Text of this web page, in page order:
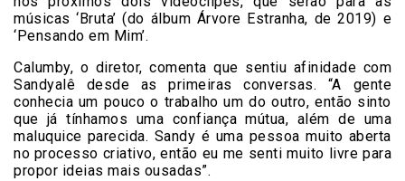
músicas ‘Bruta’ (do álbum Árvore Estranha, de 2019) e
‘Pensando em Mim’.
Calumby, o diretor, comenta que sentiu afinidade com
Sandyalê desde as primeiras conversas. “A gente
conhecia um pouco o trabalho um do outro, então sinto
que já tínhamos uma confiança mútua, além de uma
maluquice parecida. Sandy é uma pessoa muito aberta
no processo criativo, então eu me senti muito livre para
propor ideias mais ousadas”.